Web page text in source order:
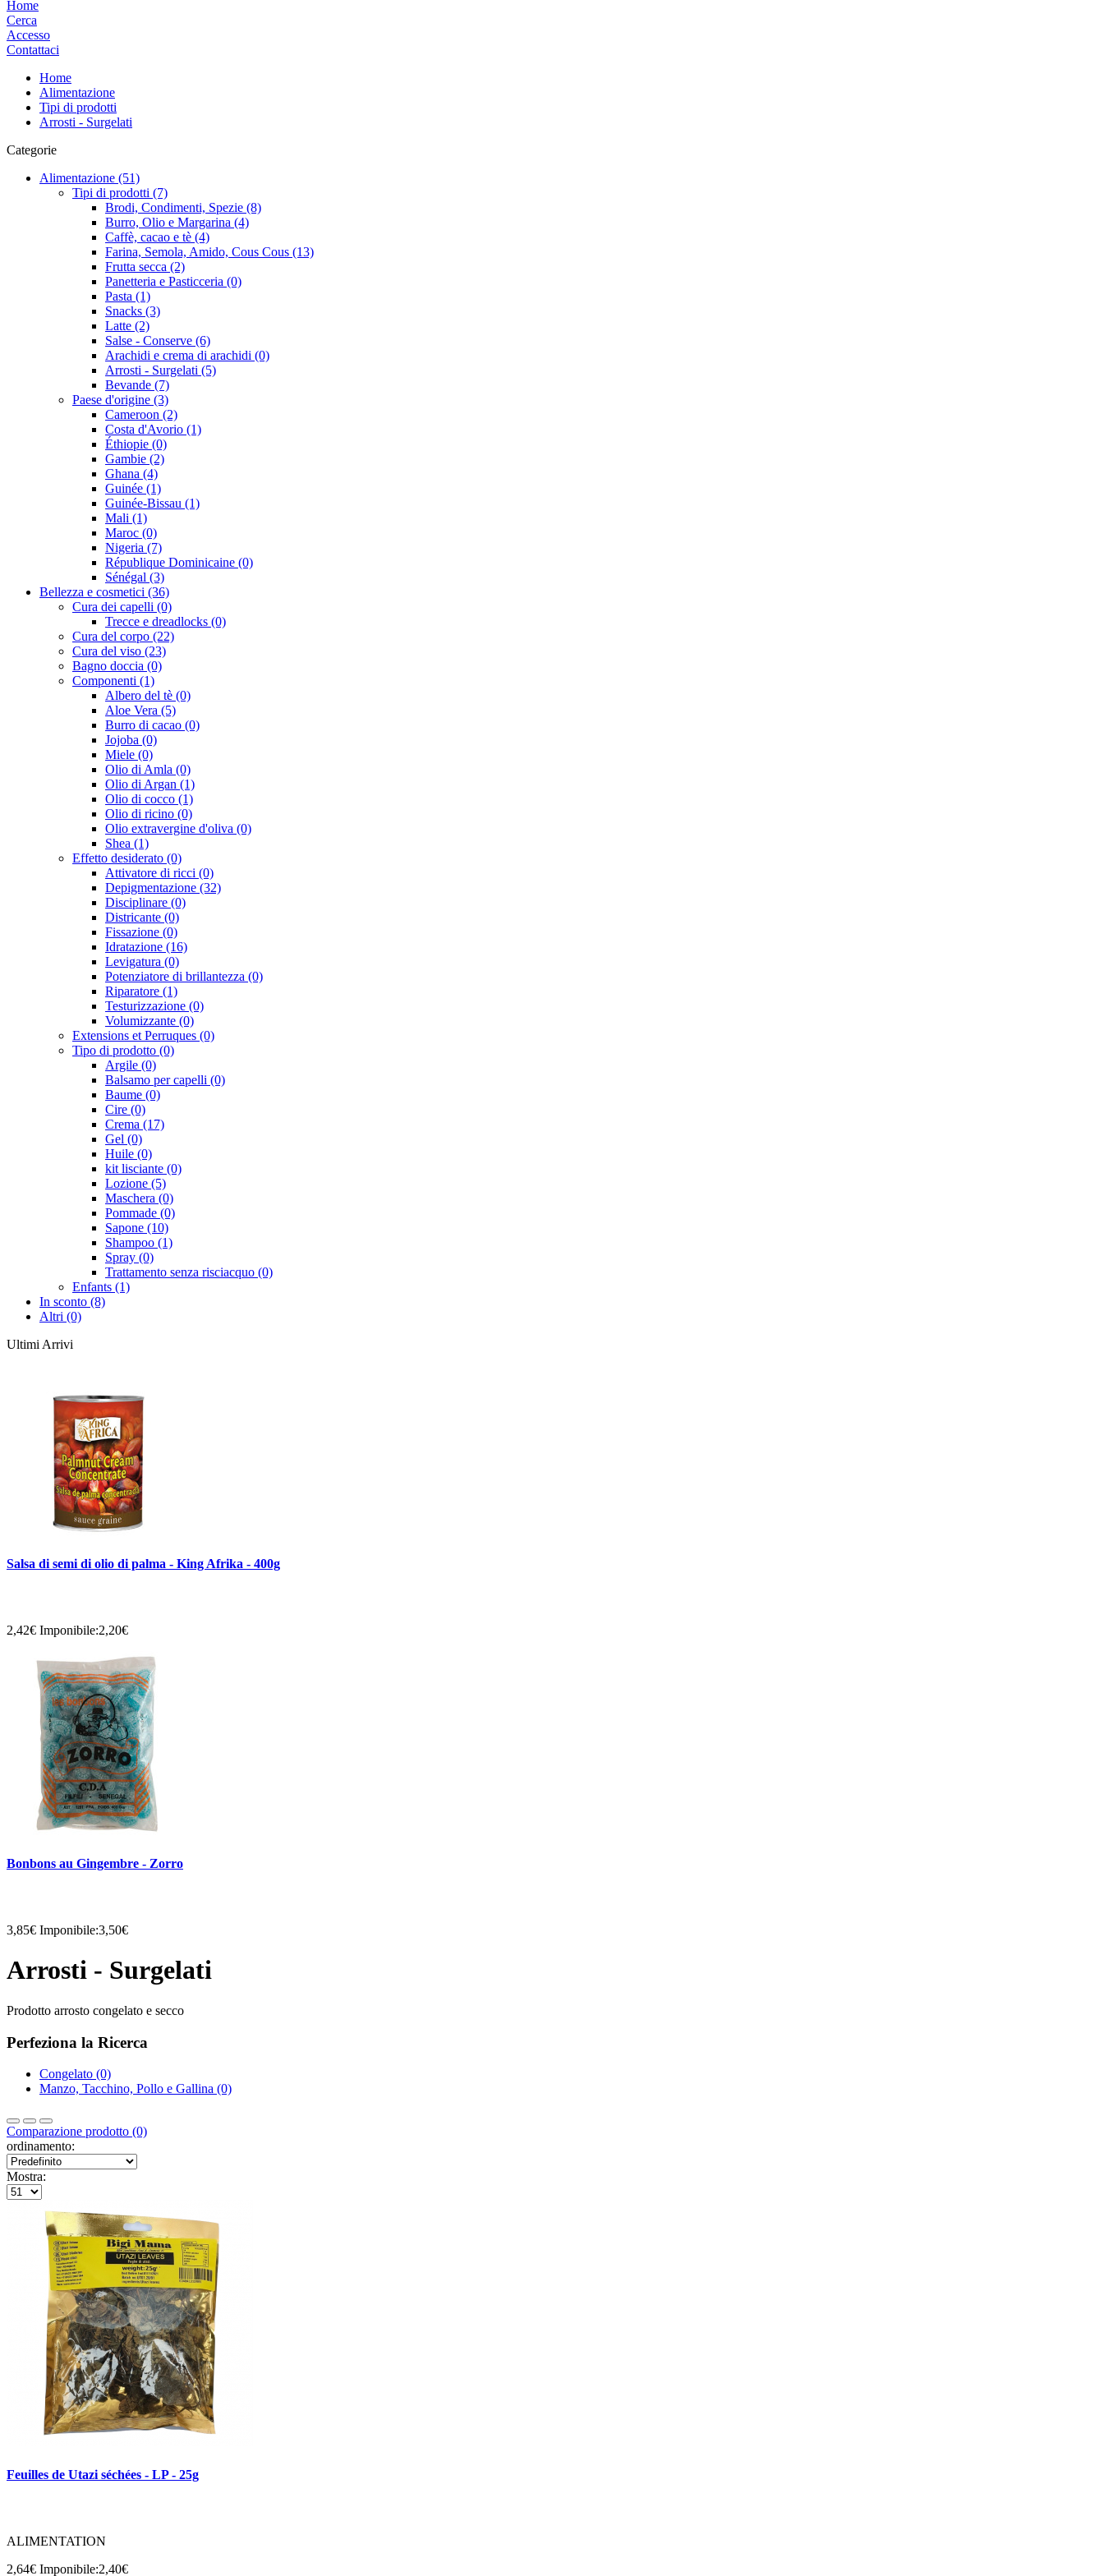
Home
Cerca
Accesso
Contattaci
Home
Alimentazione
Tipi di prodotti
Arrosti - Surgelati
Categorie
Alimentazione (51)
Tipi di prodotti (7)
Brodi, Condimenti, Spezie (8)
Burro, Olio e Margarina (4)
Caffè, cacao e tè (4)
Farina, Semola, Amido, Cous Cous (13)
Frutta secca (2)
Panetteria e Pasticceria (0)
Pasta (1)
Snacks (3)
Latte (2)
Salse - Conserve (6)
Arachidi e crema di arachidi (0)
Arrosti - Surgelati (5)
Bevande (7)
Paese d'origine (3)
Cameroon (2)
Costa d'Avorio (1)
Éthiopie (0)
Gambie (2)
Ghana (4)
Guinée (1)
Guinée-Bissau (1)
Mali (1)
Maroc (0)
Nigeria (7)
République Dominicaine (0)
Sénégal (3)
Bellezza e cosmetici (36)
Cura dei capelli (0)
Trecce e dreadlocks (0)
Cura del corpo (22)
Cura del viso (23)
Bagno doccia (0)
Componenti (1)
Albero del tè (0)
Aloe Vera (5)
Burro di cacao (0)
Jojoba (0)
Miele (0)
Olio di Amla (0)
Olio di Argan (1)
Olio di cocco (1)
Olio di ricino (0)
Olio extravergine d'oliva (0)
Shea (1)
Effetto desiderato (0)
Attivatore di ricci (0)
Depigmentazione (32)
Disciplinare (0)
Districante (0)
Fissazione (0)
Idratazione (16)
Levigatura (0)
Potenziatore di brillantezza (0)
Riparatore (1)
Testurizzazione (0)
Volumizzante (0)
Extensions et Perruques (0)
Tipo di prodotto (0)
Argile (0)
Balsamo per capelli (0)
Baume (0)
Cire (0)
Crema (17)
Gel (0)
Huile (0)
kit lisciante (0)
Lozione (5)
Maschera (0)
Pommade (0)
Sapone (10)
Shampoo (1)
Spray (0)
Trattamento senza risciacquo (0)
Enfants (1)
In sconto (8)
Altri (0)
Ultimi Arrivi
Salsa di semi di olio di palma - King Afrika - 400g
2,42€ Imponibile:2,20€
Bonbons au Gingembre - Zorro
3,85€ Imponibile:3,50€
Arrosti - Surgelati
Prodotto arrosto congelato e secco
Perfeziona la Ricerca
Congelato (0)
Manzo, Tacchino, Pollo e Gallina (0)
Comparazione prodotto (0)
ordinamento:
Mostra:
Feuilles de Utazi séchées - LP - 25g
ALIMENTATION
2,64€ Imponibile:2,40€